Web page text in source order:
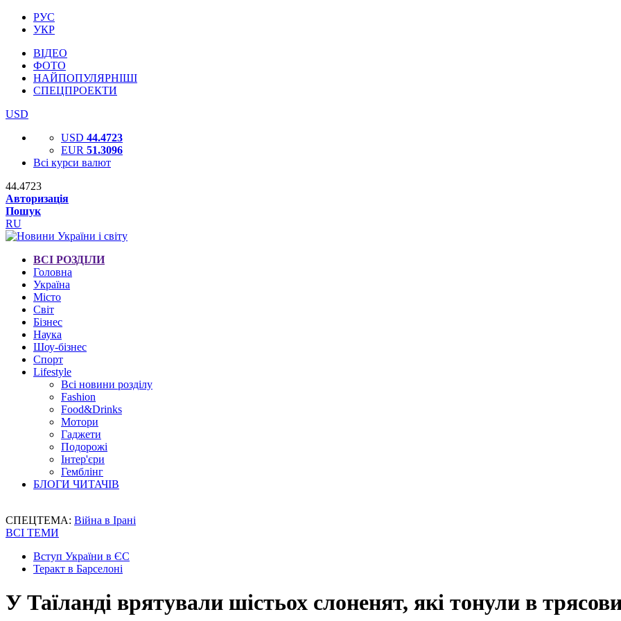
РУС
УКР
ВІДЕО
ФОТО
НАЙПОПУЛЯРНІШІ
СПЕЦПРОЕКТИ
USD
USD 44.4723
EUR 51.3096
Всі курси валют
44.4723
Авторизація
Пошук
RU
ВСІ РОЗДІЛИ
Головна
Україна
Місто
Світ
Бізнес
Наука
Шоу-бізнес
Спорт
Lifestyle
Всі новини розділу
Fashion
Food&Drinks
Мотори
Гаджети
Подорожі
Інтер'єри
Гемблінг
БЛОГИ ЧИТАЧІВ
СПЕЦТЕМА: Війна в Ірані
ВСІ ТЕМИ
Вступ України в ЄС
Теракт в Барселоні
У Таїланді врятували шістьох слоненят, які тонули в